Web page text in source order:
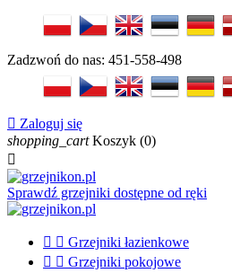
Zadzwoń do nas: 451-558-498
 Zaloguj się
shopping_cart Koszyk (0)

Sprawdź grzejniki dostępne od ręki
  Grzejniki łazienkowe
  Grzejniki pokojowe